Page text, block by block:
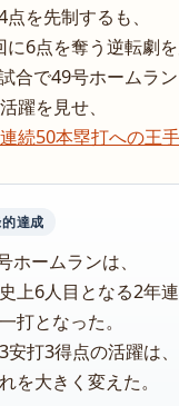
を先制するも、
6点を奪う逆転劇を
合で49号ホームラ
躍を見せ、
続50本塁打への王手
達成
ホームランは、
上6人目となる2年
打となった。
打3得点の活躍は、
を大きく変えた。